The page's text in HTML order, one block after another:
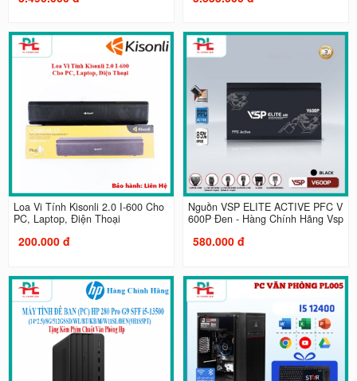
Loa Vi Tính Kisonli 2.0 I-600 Cho
PC, Laptop, Điện Thoại
200.000 đ
Nguồn VSP ELITE ACTIVE PFC V
600P Đen - Hàng Chính Hãng Vsp
580.000 đ